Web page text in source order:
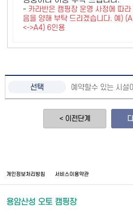
- 카라반은 캠핑장 운영 사정에 따
음을 양해 부탁 드리겠습니다. 예)
<->A4) 6인용
예약할수 있는 시설
< 이전단계
개인정보처리방침 서비스이용약관
용암산성 오토 캠핑장